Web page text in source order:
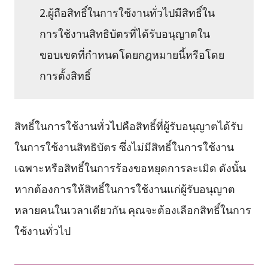
2.ผู้ถือสิทธิ์ในการใช้งานทั่วไปมีสิทธิ์ใน
การใช้งานสิทธิบัตรที่ได้รับอนุญาตใน
ขอบเขตที่กำหนดโดยกฎหมายนี้หรือโดย
การตั้งสิทธิ์
สิทธิ์ในการใช้งานทั่วไปคือสิทธิ์ที่ผู้รับอนุญาตได้รับ
ในการใช้งานสิทธิบัตร ซึ่งไม่มีสิทธิ์ในการใช้งาน
เฉพาะหรือสิทธิ์ในการร้องขอหยุดการละเมิด ดังนั้น
หากต้องการให้สิทธิ์ในการใช้งานแก่ผู้รับอนุญาต
หลายคนในเวลาเดียวกัน คุณจะต้องเลือกสิทธิ์ในการ
ใช้งานทั่วไป